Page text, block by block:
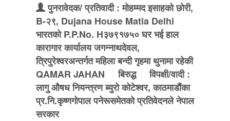
पुनरावेदक/ प्रतिवादी : मोहम्मद इसाहको छोरी,
B-२९, Dujana House Matia Delhi
भारतको P.P.No. H३७९१७५० घर भई हाल
कारागार कार्यालय जगन्नाथदेवल,
त्रिपुरेश्वरअन्तर्गत महिला बन्दी गृहमा थुनामा रहेकी
QAMAR JAHAN
बिरुद्ध
विपक्षी/वादी :
लागु औषध नियन्त्रण ब्युरो कोटेश्वर, काठमाडौंका
प्र.नि.कृष्णगोपाल पनेरूसमेतको प्रतिवेदनले नेपाल
सरकार